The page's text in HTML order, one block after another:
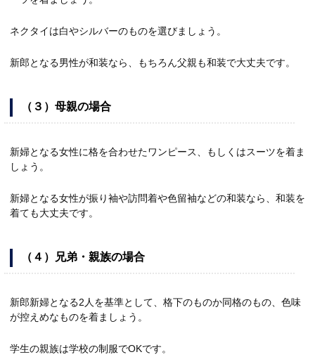
ネクタイは白やシルバーのものを選びましょう。
新郎となる男性が和装なら、もちろん父親も和装で大丈夫です。
（３）母親の場合
新婦となる女性に格を合わせたワンピース、もしくはスーツを着ま
しょう。
新婦となる女性が振り袖や訪問着や色留袖などの和装なら、和装を
着ても大丈夫です。
（４）兄弟・親族の場合
新郎新婦となる2人を基準として、格下のものか同格のもの、色味
が控えめなものを着ましょう。
学生の親族は学校の制服でOKです。